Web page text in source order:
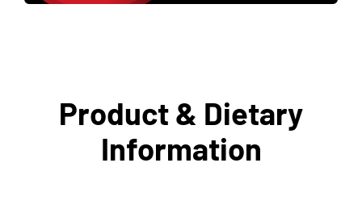
Product & Dietary
Information